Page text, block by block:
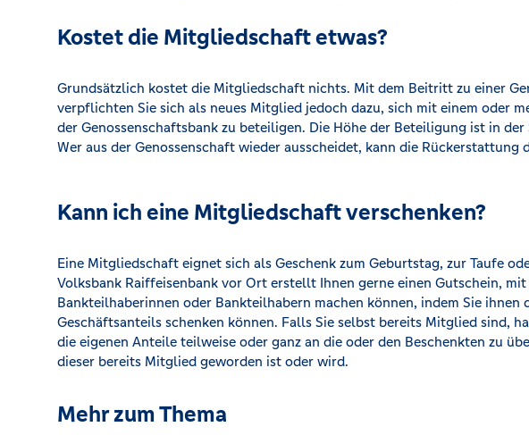
Kostet die Mitgliedschaft etwas?
Grundsätzlich kostet die Mitgliedschaft nichts. Mit dem Beitritt zu einer
verpflichten Sie sich als neues Mitglied jedoch dazu, sich mit einem oder
der Genossenschaftsbank zu beteiligen. Die Höhe der Beteiligung ist in
Wer aus der Genossenschaft wieder ausscheidet, kann die Rückerstattung
Kann ich eine Mitgliedschaft verschenken?
Eine Mitgliedschaft eignet sich als Geschenk zum Geburtstag, zur Taufe
Volksbank Raiffeisenbank vor Ort erstellt Ihnen gerne einen Gutschein, mit
Bankteilhaberinnen oder Bankteilhabern machen können, indem Sie ihnen
Geschäftsanteils schenken können. Falls Sie selbst bereits Mitglied sind,
die eigenen Anteile teilweise oder ganz an die oder den Beschenkten zu
dieser bereits Mitglied geworden ist oder wird.
Mehr zum Thema